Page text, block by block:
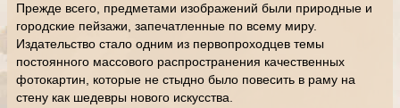
Прежде всего, предметами изображений были природные и
городские пейзажи, запечатленные по всему миру.
Издательство стало одним из первопроходцев темы
постоянного массового распространения качественных
фотокартин, которые не стыдно было повесить в раму на
стену как шедевры нового искусства.